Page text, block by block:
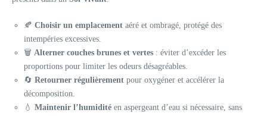
🍂 Choisir un emplacement aéré et ombragé, protégé des
intempéries excessives.
🗑️ Alterner couches brunes et vertes : éviter d’excéder les
proportions pour limiter les odeurs désagréables.
🔄 Retourner régulièrement pour oxygéner et accélérer la
décomposition.
💧 Maintenir l’humidité en aspergeant d’eau si nécessaire, sans